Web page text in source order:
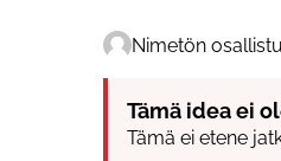
Nimetön
Tämä idea ei
Tämä ei etene